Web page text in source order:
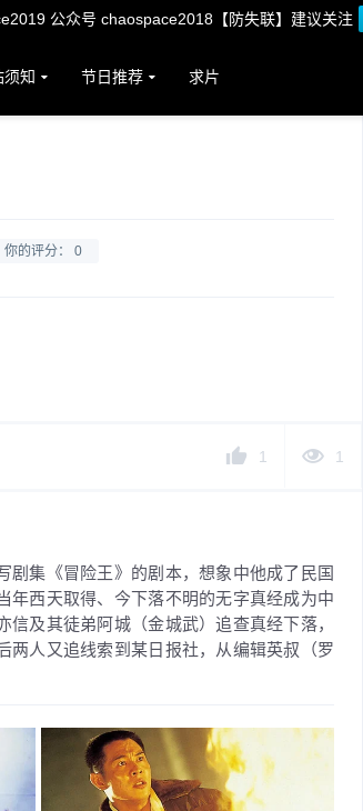
公众号 chaospace2018【防失联】建议关注
须知 节日推荐 求片
你的评分： 0
1 1
剧集《冒险王》的剧本，想象中他成了民国
年西天取得、今下落不明的无字真经成为中
及其徒弟阿城（金城武）追查真经下落，
两人又追线索到某日报社，从编辑英叔（罗